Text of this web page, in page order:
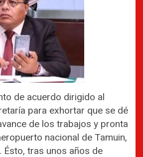
de acuerdo dirigido al
para exhortar que se dé
de los trabajos y pronta
nacional de Tamuin,
Ésto, tras unos años de